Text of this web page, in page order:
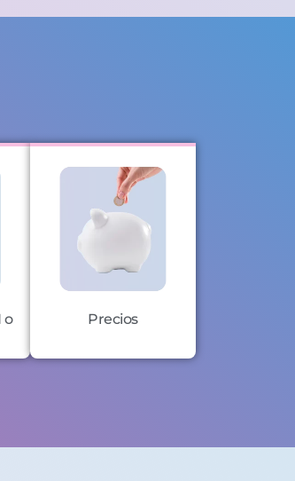
o
Precios